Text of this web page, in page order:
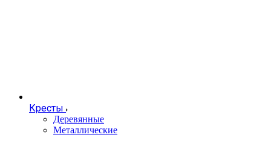
Кресты
Деревянные
Металлические